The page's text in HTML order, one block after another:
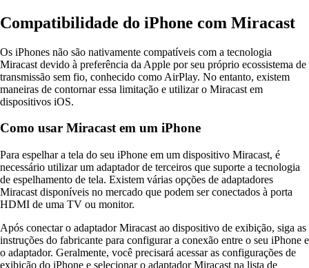
Compatibilidade do iPhone com Miracast
Os iPhones não são nativamente compatíveis com a tecnologia
Miracast devido à preferência da Apple por seu próprio ecossistema de
transmissão sem fio, conhecido como AirPlay. No entanto, existem
maneiras de contornar essa limitação e utilizar o Miracast em
dispositivos iOS.
Como usar Miracast em um iPhone
Para espelhar a tela do seu iPhone em um dispositivo Miracast, é
necessário utilizar um adaptador de terceiros que suporte a tecnologia
de espelhamento de tela. Existem várias opções de adaptadores
Miracast disponíveis no mercado que podem ser conectados à porta
HDMI de uma TV ou monitor.
Após conectar o adaptador Miracast ao dispositivo de exibição, siga as
instruções do fabricante para configurar a conexão entre o seu iPhone e
o adaptador. Geralmente, você precisará acessar as configurações de
exibição do iPhone e selecionar o adaptador Miracast na lista de